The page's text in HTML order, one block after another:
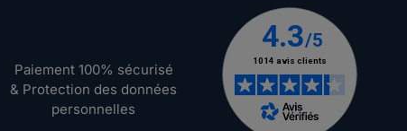
Paiement 100% sécurisé
& Protection des données
personnelles